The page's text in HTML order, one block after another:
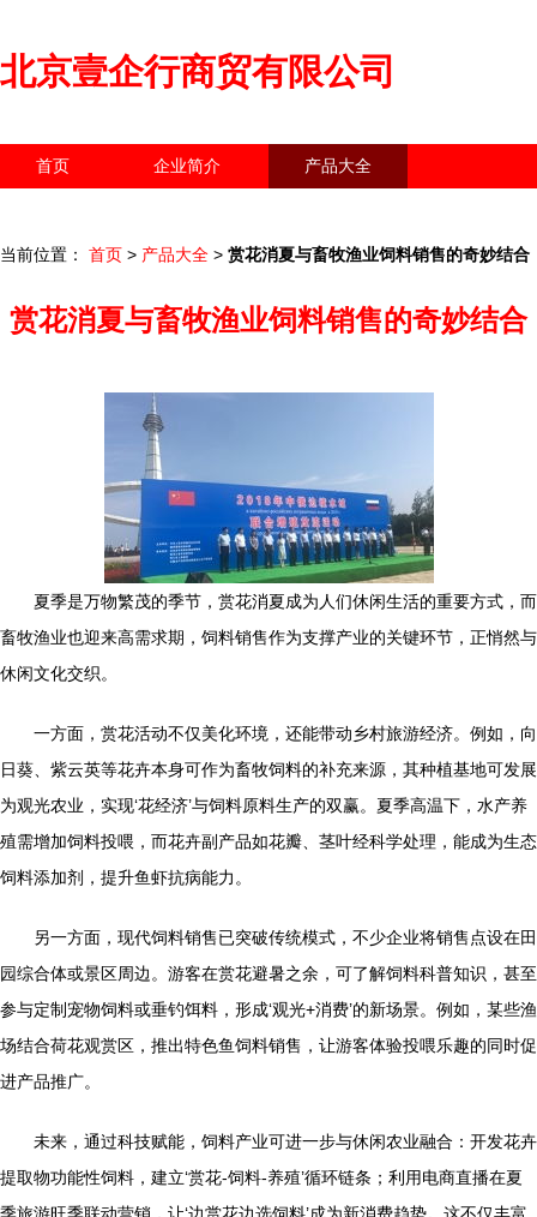
北京壹企行商贸有限公司
首页 企业简介 产品大全
当前位置： 首页 > 产品大全 > 赏花消夏与畜牧渔业饲料销售的奇妙结合
赏花消夏与畜牧渔业饲料销售的奇妙结合
夏季是万物繁茂的季节，赏花消夏成为人们休闲生活的重要方式，而
畜牧渔业也迎来高需求期，饲料销售作为支撑产业的关键环节，正悄然与
休闲文化交织。
一方面，赏花活动不仅美化环境，还能带动乡村旅游经济。例如，向
日葵、紫云英等花卉本身可作为畜牧饲料的补充来源，其种植基地可发展
为观光农业，实现‘花经济’与饲料原料生产的双赢。夏季高温下，水产养
殖需增加饲料投喂，而花卉副产品如花瓣、茎叶经科学处理，能成为生态
饲料添加剂，提升鱼虾抗病能力。
另一方面，现代饲料销售已突破传统模式，不少企业将销售点设在田
园综合体或景区周边。游客在赏花避暑之余，可了解饲料科普知识，甚至
参与定制宠物饲料或垂钓饵料，形成‘观光+消费’的新场景。例如，某些渔
场结合荷花观赏区，推出特色鱼饲料销售，让游客体验投喂乐趣的同时促
进产品推广。
未来，通过科技赋能，饲料产业可进一步与休闲农业融合：开发花卉
提取物功能性饲料，建立‘赏花-饲料-养殖’循环链条；利用电商直播在夏